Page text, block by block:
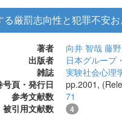
る厳罰志向性と犯罪不安
著者 向井 智哉 藤
出版者
日本グループ
雑誌
実験社会心理
号頁・発行日
pp.2001,
参考文献数
71
被引用文献数
4